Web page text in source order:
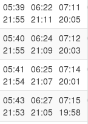
05:39
21:55
06:22
21:11
07:11
20:05
05:40
21:55
06:24
21:09
07:12
20:03
05:41
21:54
06:25
21:07
07:14
20:01
05:43
21:53
06:27
21:05
07:15
19:58